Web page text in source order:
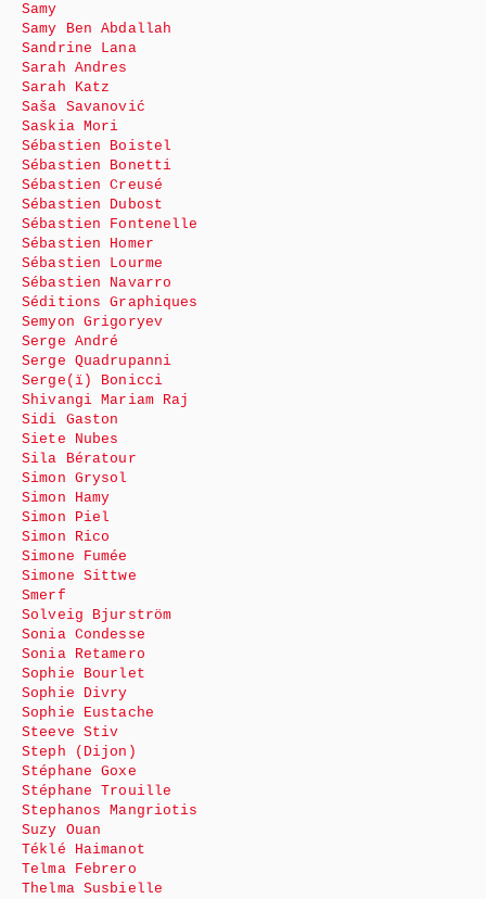
Samy
Samy Ben Abdallah
Sandrine Lana
Sarah Andres
Sarah Katz
Saša Savanović
Saskia Mori
Sébastien Boistel
Sébastien Bonetti
Sébastien Creusé
Sébastien Dubost
Sébastien Fontenelle
Sébastien Homer
Sébastien Lourme
Sébastien Navarro
Séditions Graphiques
Semyon Grigoryev
Serge André
Serge Quadrupanni
Serge(ï) Bonicci
Shivangi Mariam Raj
Sidi Gaston
Siete Nubes
Sila Bératour
Simon Grysol
Simon Hamy
Simon Piel
Simon Rico
Simone Fumée
Simone Sittwe
Smerf
Solveig Bjurström
Sonia Condesse
Sonia Retamero
Sophie Bourlet
Sophie Divry
Sophie Eustache
Steeve Stiv
Steph (Dijon)
Stéphane Goxe
Stéphane Trouille
Stephanos Mangriotis
Suzy Ouan
Téklé Haimanot
Telma Febrero
Thelma Susbielle